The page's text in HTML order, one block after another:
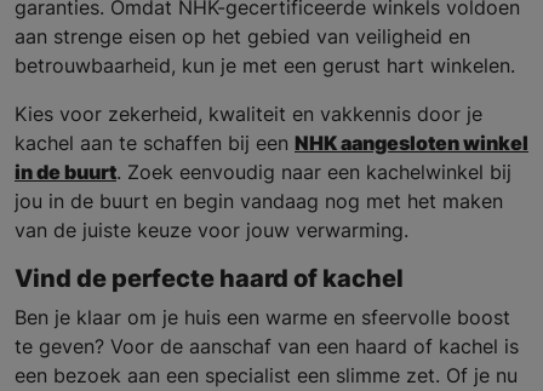
garanties. Omdat NHK-gecertificeerde winkels voldoen
aan strenge eisen op het gebied van veiligheid en
betrouwbaarheid, kun je met een gerust hart winkelen.
Kies voor zekerheid, kwaliteit en vakkennis door je
kachel aan te schaffen bij een NHK aangesloten winkel
in de buurt. Zoek eenvoudig naar een kachelwinkel bij
jou in de buurt en begin vandaag nog met het maken
van de juiste keuze voor jouw verwarming.
Vind de perfecte haard of kachel
Ben je klaar om je huis een warme en sfeervolle boost
te geven? Voor de aanschaf van een haard of kachel is
een bezoek aan een specialist een slimme zet. Of je nu